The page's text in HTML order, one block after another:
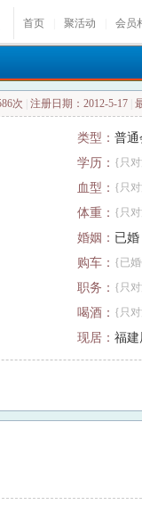
首页 聚活动 会员
次 注册日期：2012-5-17
类型： 普通
学历： {只
血型： {只
体重： {只
婚姻： 已婚
购车： {已
职务： {只
喝酒： {只
现居： 福建